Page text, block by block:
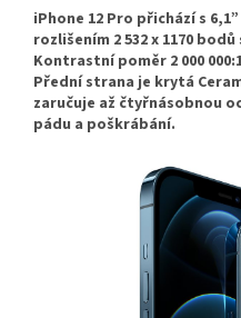
iPhone 12 Pro přichází s
rozlišením 2 532 x 1170
Kontrastní poměr 2 000
Přední strana je krytá
zaručuje až čtyřnásobnou
pádu a poškrábání.